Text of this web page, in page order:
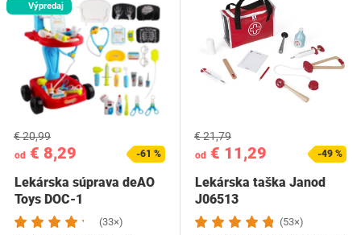
Výpredaj
od € 8,29
€ 20,99
-61 %
Lekárska súprava deAO
Toys DOC-1
(33×)
od € 11,29
€ 21,79
-49 %
Lekárska taška Janod
J06513
(53×)